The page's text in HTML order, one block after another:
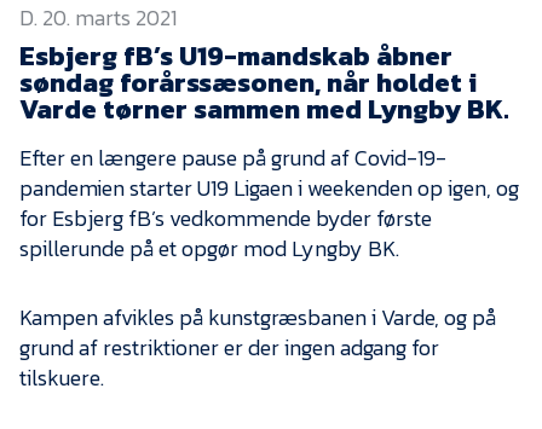
EfB Akademi
Sydvestjysk Fodbold
Samarbejde
Blue Water Arena
Aktionærinformation
Kontakt
Job i EfB
Presse
D. 20. marts 2021
Esbjerg fB’s U19-mandskab åbner
søndag forårssæsonen, når holdet i
Varde tørner sammen med Lyngby BK.
Efter en længere pause på grund af Covid-19-
pandemien starter U19 Ligaen i weekenden op igen, og
for Esbjerg fB’s vedkommende byder første
spillerunde på et opgør mod Lyngby BK.
Kampen afvikles på kunstgræsbanen i Varde, og på
grund af restriktioner er der ingen adgang for
tilskuere.